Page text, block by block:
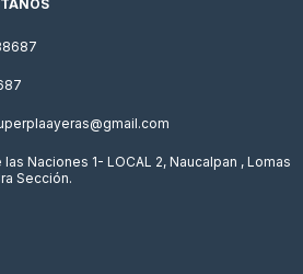
Naciones 1- LOCAL 2, Naucalpan , Lomas
Sección.